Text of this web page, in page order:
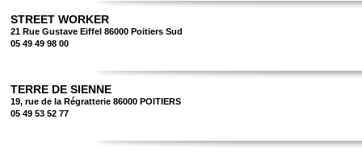
STREET WORKER
21 Rue Gustave Eiffel 86000 Poitiers Sud
05 49 49 98 00
TERRE DE SIENNE
19, rue de la Régratterie 86000 POITIERS
05 49 53 52 77